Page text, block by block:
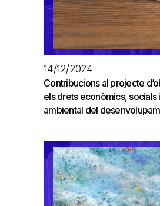
14/12/2024
Contribucions al projecte
els drets econòmics, socials
ambiental del